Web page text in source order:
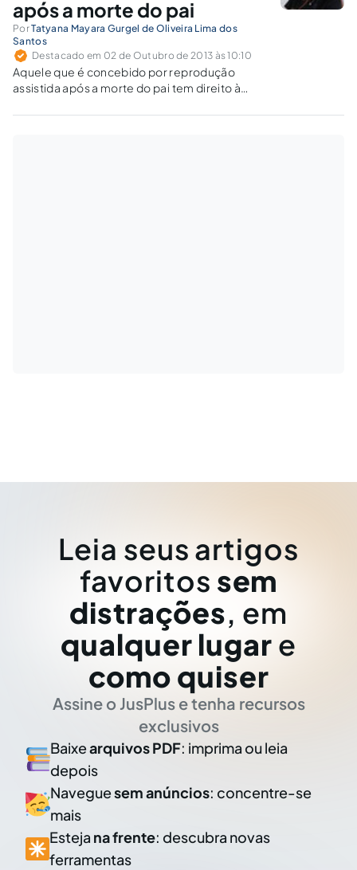
após a morte do pai
PorTatyana Mayara Gurgel de Oliveira Lima dos
Santos
Destacado em 02 de Outubro de 2013 às 10:10
Aquele que é concebido por reprodução
assistida após a morte do pai tem direito à
Leia seus artigos
favoritos sem
distrações, em
qualquer lugar e
como quiser
Assine o JusPlus e tenha recursos
exclusivos
Baixearquivos PDF: imprima ou leia
depois
Naveguesem anúncios: concentre-se
mais
Esteja na frente: descubra novas
ferramentas